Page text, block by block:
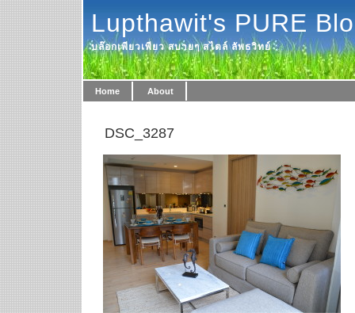
Lupthawit's PURE
บล๊อกเพียวเพียว สบายๆ สไตล์ ลัพธวิทย์
Home About
DSC_3287